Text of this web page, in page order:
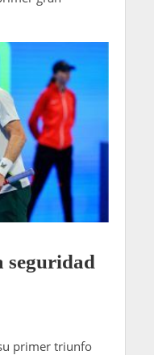
seguridad
primer triunfo